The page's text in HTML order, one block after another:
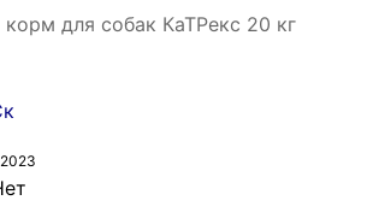
для собак КаТРекс 20 кг